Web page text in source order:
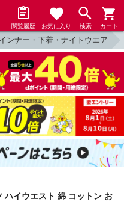
閲覧履歴 お気に入り 検索 カート
インナー・下着・ナイトウエア
ハイウエスト 綿 コットン お